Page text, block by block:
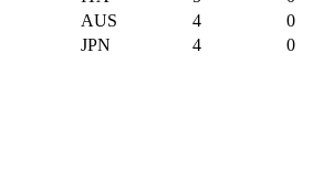
AUS 4
0
JPN 4
0